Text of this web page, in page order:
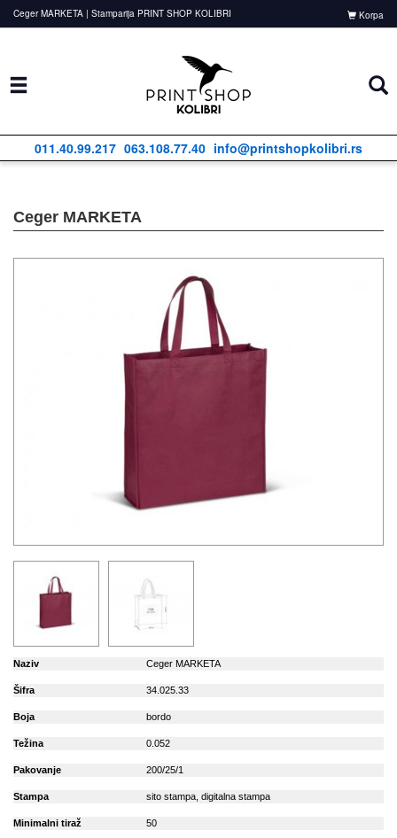
Ceger MARKETA | Stamparija PRINT SHOP KOLIBRI Korpa
011.40.99.217 063.108.77.40 info@printshopkolibri.rs
Ceger MARKETA
Naziv Ceger MARKETA
Šifra 34.025.33
Boja bordo
Težina 0.052
Pakovanje 200/25/1
Stampa sito stampa, digitalna stampa
Minimalni tiraž 50